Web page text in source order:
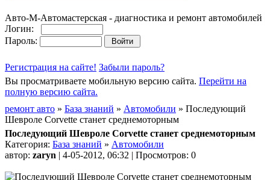
Авто-М-Автомастерская - диагностика и ремонт автомобилей
Логин:
Пароль:
Регистрация на сайте! Забыли пароль?
Вы просматриваете мобильную версию сайта. Перейти на
полную версию сайта.
ремонт авто » База знаний » Автомобили » Последующий
Шевроле Corvette станет среднемоторным
Последующий Шевроле Corvette станет среднемоторным
Категория: База знаний » Автомобили
автор: zaryn | 4-05-2012, 06:32 | Просмотров: 0